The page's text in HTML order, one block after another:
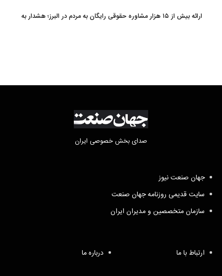
ارائه بیش از ۱۵ هزار مشاوره حقوقی رایگان به مردم در البرز؛ هشدار به
صدای بخش خصوصی ایران
جهان صنعت نیوز
سایت قدیمی روزنامه جهان صنعت
سازمان متخصصین و مدیران ایران
ارتباط با ما درباره ما